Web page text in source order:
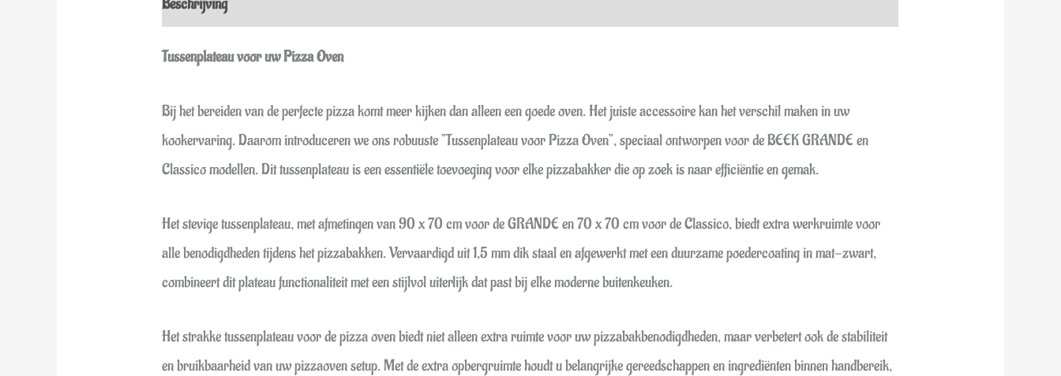
Beschrijving
Tussenplateau voor uw Pizza Oven
Bij het bereiden van de perfecte pizza komt meer kijken dan alleen een goede oven. Het juiste accessoire kan het verschil maken in uw
kookervaring. Daarom introduceren we ons robuuste “Tussenplateau voor Pizza Oven”, speciaal ontworpen voor de BEEK GRANDE en
Classico modellen. Dit tussenplateau is een essentiële toevoeging voor elke pizzabakker die op zoek is naar efficiëntie en gemak.
Het stevige tussenplateau, met afmetingen van 90 x 70 cm voor de GRANDE en 70 x 70 cm voor de Classico, biedt extra werkruimte voor
alle benodigdheden tijdens het pizzabakken. Vervaardigd uit 1,5 mm dik staal en afgewerkt met een duurzame poedercoating in mat-zwart,
combineert dit plateau functionaliteit met een stijlvol uiterlijk dat past bij elke moderne buitenkeuken.
Het strakke tussenplateau voor de pizza oven biedt niet alleen extra ruimte voor uw pizzabakbenodigdheden, maar verbetert ook de stabiliteit
en bruikbaarheid van uw pizzaoven setup. Met de extra opbergruimte houdt u belangrijke gereedschappen en ingrediënten binnen handbereik,